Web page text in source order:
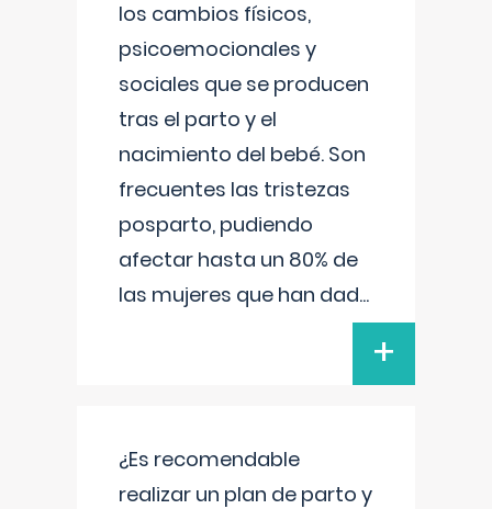
los cambios físicos,
psicoemocionales y
sociales que se producen
tras el parto y el
nacimiento del bebé. Son
frecuentes las tristezas
posparto, pudiendo
afectar hasta un 80% de
las mujeres que han dad...
+
¿Es recomendable
realizar un plan de parto y